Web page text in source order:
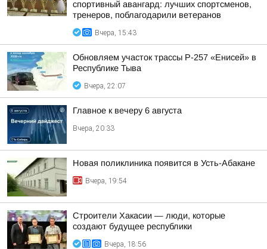
спортивный авангард: лучших спортсменов,
тренеров, поблагодарили ветеранов
Вчера, 15:43
Обновляем участок трассы Р-257 «Енисей» в
Республике Тыва
Вчера, 22:07
Главное к вечеру 6 августа
Вчера, 20:33
Новая поликлиника появится в Усть-Абакане
Вчера, 19:54
Строители Хакасии — люди, которые
создают будущее республики
Вчера, 18:56